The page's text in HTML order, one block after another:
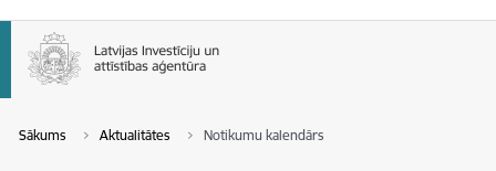
Sākums Aktualitātes Notikumu kalendārs